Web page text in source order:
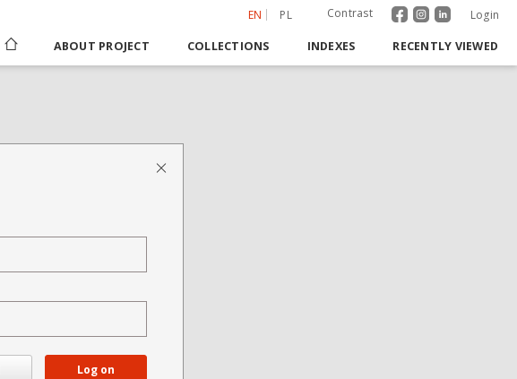
EN PL Contrast Login
ABOUT PROJECT COLLECTIONS INDEXES RECENTLY VIEWED
Log on